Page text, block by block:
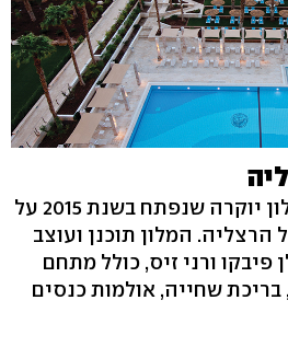
הרודס הרצליה הוא מלון יוקרה שנפתח בשנת 2015 על
הרצליה. המלון תוכנן ועוצב
פיבקו ורני זיס, כולל מתחם
שחייה, אולמות כנסים